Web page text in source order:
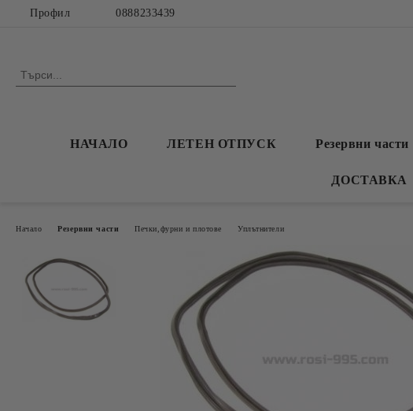
Профил 0888233439
НАЧАЛО ЛЕТЕН ОТПУСК Резервни части
ДОСТАВКА
Начало Резервни части Печки,фурни и плотове Уплътнители